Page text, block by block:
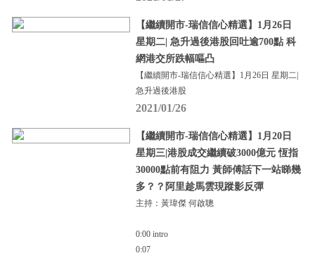
【繼續開市-瑞信信心精選】1月26日
星期二| 急升過後港股回吐逾700點 科
網港交所跌幅嘔凸
【繼續開市-瑞信信心精選】1月26日 星期二|
急升過後港股
2021/01/26
【繼續開市-瑞信信心精選】1月20日
星期三|港股成交繼續破3000億元 恆指
30000點前有阻力 黃師傅話下一站睇幾
多？？阿里趁馬雲現蹤影反彈
主持：黃瑋傑 何啟聰
0:00 intro
0:07